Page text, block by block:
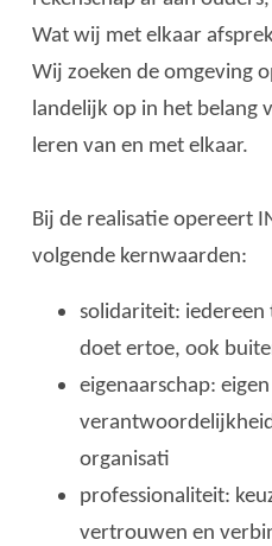
Wat wij met elkaar
Wij zoeken de omgeving
landelijk op in het belang
leren van en met elkaar.
Bij de realisatie opereert
volgende kernwaarden:
solidariteit: iedereen
doet ertoe, ook
eigenaarschap:
organisati
professionaliteit:
vertrouwen en